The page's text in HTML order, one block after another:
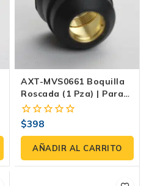
AXT-MVS0661 Boquilla
Roscada (1 Pza) | Para
Antorcha PT60-2 –
Industrial
0
fuera
5
$398
AÑADIR AL CARRITO